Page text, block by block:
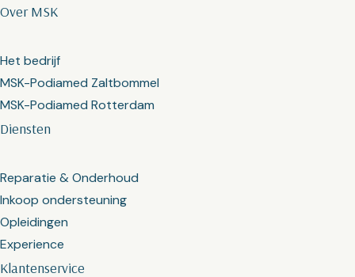
Klantenservice
Diensten
Reparatie & Onderhoud
Inkoop ondersteuning
Opleidingen
Experience
Over MSK
Het bedrijf
MSK-Podiamed Zaltbommel
MSK-Podiamed Rotterdam